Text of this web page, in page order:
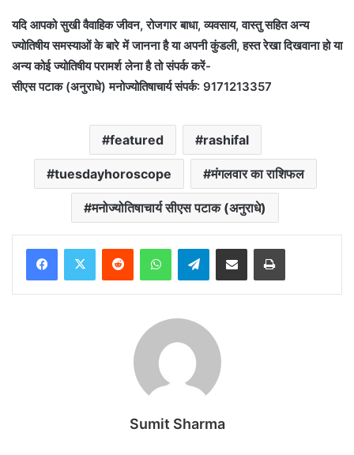
यदि आपको सुखी वैवाहिक जीवन, रोजगार बाधा, व्यवसाय, वास्तु सहित अन्य
ज्योतिषीय समस्याओं के बारे में जानना है या अपनी कुंडली, हस्त रेखा दिखवाना हो या
अन्य कोई ज्योतिषीय परामर्श लेना है तो संपर्क करें-
सीएस पटाक (अनुराधे) मनोज्योतिषाचार्य संपर्क: 9171213357
featured rashifal
tuesdayhoroscope मंगलवार का राशिफल
मनोज्योतिषाचार्य सीएस पटाक (अनुराधे)
Telegram
Sumit Sharma